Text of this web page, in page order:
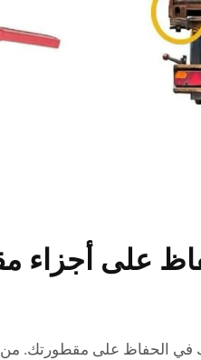
على أجزاء
الحفاظ على مقطورتك. من